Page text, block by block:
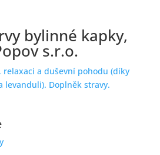
bylinné kapky,
s.r.o.
relaxaci a duševní pohodu (díky
levanduli). Doplněk stravy.